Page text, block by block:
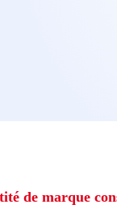
de marque